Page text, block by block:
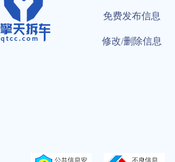
免费发布信息
修改/删除信息